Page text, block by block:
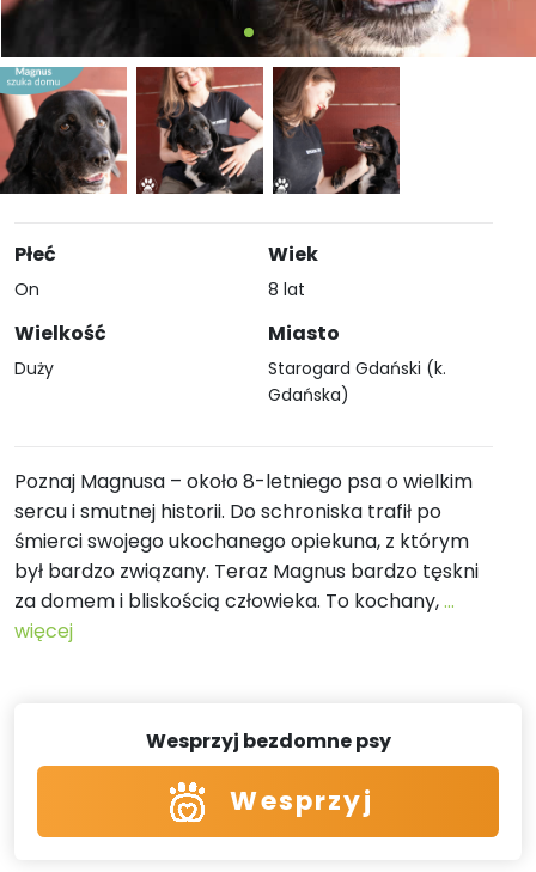
Płeć
On
Wielkość
Duży
Wiek
8 lat
Miasto
Starogard Gdański (k.
Gdańska)
Poznaj Magnusa – około 8-letniego psa o wielkim
sercu i smutnej historii. Do schroniska trafił po
śmierci swojego ukochanego opiekuna, z którym
był bardzo związany. Teraz Magnus bardzo tęskni
za domem i bliskością człowieka. To kochany,...
więcej
Wesprzyj bezdomne psy
Wesprzyj